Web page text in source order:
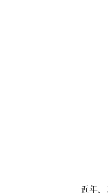
近年、